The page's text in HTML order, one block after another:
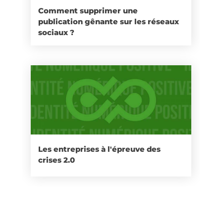
Comment supprimer une
publication gênante sur les réseaux
sociaux ?
Les entreprises à l'épreuve des
crises 2.0